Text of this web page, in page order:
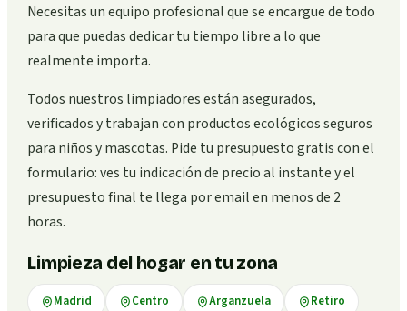
Necesitas un equipo profesional que se encargue de todo
para que puedas dedicar tu tiempo libre a lo que
realmente importa.
Todos nuestros limpiadores están asegurados,
verificados y trabajan con productos ecológicos seguros
para niños y mascotas. Pide tu presupuesto gratis con el
formulario: ves tu indicación de precio al instante y el
presupuesto final te llega por email en menos de 2
horas.
Limpieza del hogar en tu zona
Madrid Centro Arganzuela Retiro